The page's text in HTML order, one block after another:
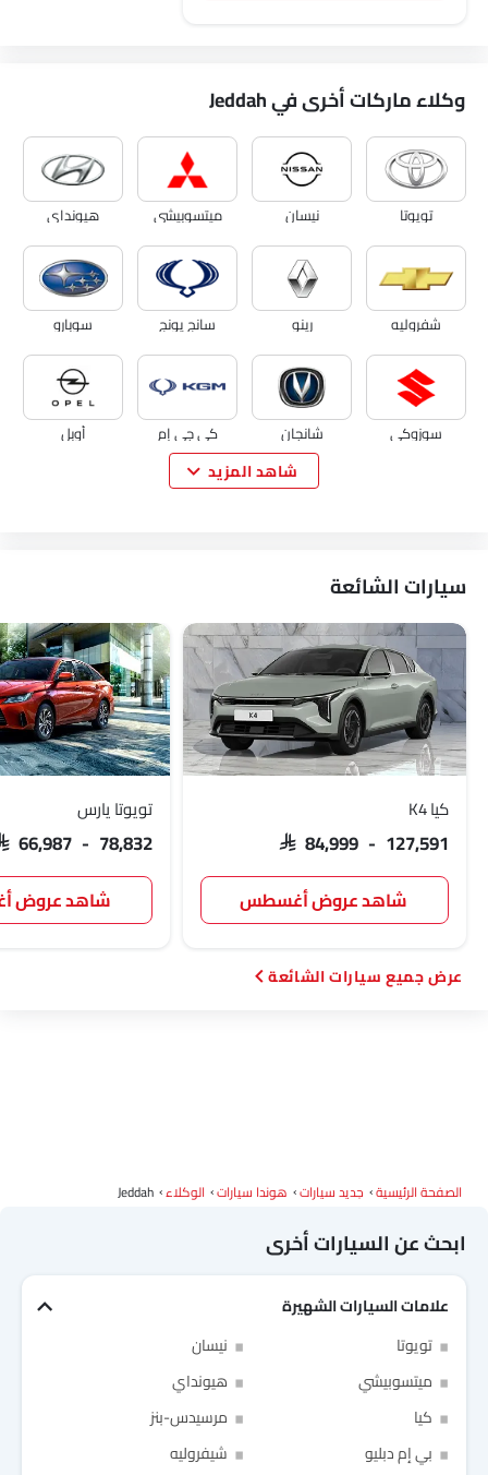
وكلاء ماركات أخرى في Jeddah
تويوتا نيسان ميتسوبيشي هيونداي
شفروليه رينو سانج يونج سوبارو
سوزوكي شانجان كي جي إم أوبل
دبليو موتورز دورسن ماهيندرا
شاهد المزيد
سيارات الشائعة
كيا K4
SAR 84,999 - 127,591
شاهد عروض أغسطس
تويوتا يارس
66,987 - 78,832
شاهد عروض
سيارات الشائعة
الصفحة الرئيسية جديد سيارات هوندا سيارات الوكلاء Jeddah
ابحث عن السيارات أخرى
علامات السيارات الشهيرة
تويوتا
نيسان
ميتسوبيشي
هيونداي
كيا
مرسيدس-بنز
بي إم دبليو
شيفروليه
Link Your Google Account
Link Your Facebook Account